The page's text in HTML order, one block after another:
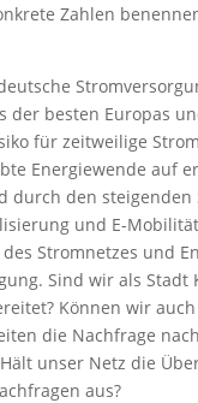
Zahlen
der besten Europas
für zeitweilige
Energiewende auf
durch den steigenden
und E-
Stromnetzes und
Sind wir als Stadt
Können wir auch
die Nachfrage
unser Netz die
aus?